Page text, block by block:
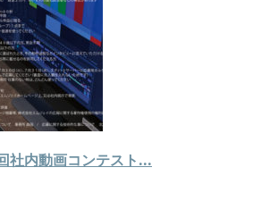
社内動画コンテスト...